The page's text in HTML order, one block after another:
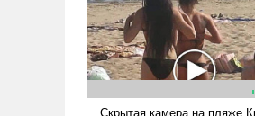
стало всерьез обсуждаемой
идеей.